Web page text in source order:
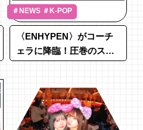
＃NEWS ＃K-POP
〈ENHYPEN〉がコーチ
ェラに降臨！圧巻のステ